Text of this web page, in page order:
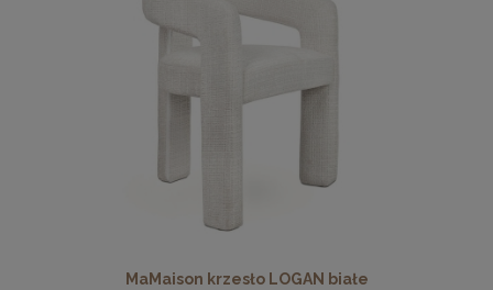
MaMaison krzesło LOGAN białe